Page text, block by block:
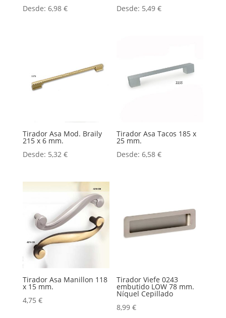
Desde: 6,98 €
Desde: 5,49€
Tirador Asa Mod. Braily
215 x 6 mm.
Desde: 5,32 €
Tirador Asa Tacos 185 x
25 mm.
Desde:6,58€
Tirador Asa Manillon 118
x 15 mm.
4,75 €
Tirador Viefe 0243
embutido LOW 78 mm.
Níquel Cepillado
8,99€